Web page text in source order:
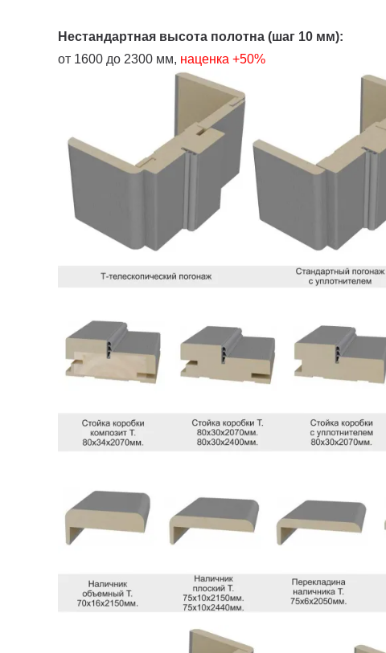
Нестандартная высота полотна (шаг 10 мм):
от 1600 до 2300 мм, наценка +50%